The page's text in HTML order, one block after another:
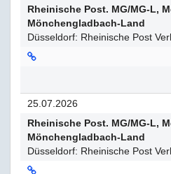
Rheinische Post. MG/MG-L,
Mönchengladbach-Land
Düsseldorf: Rheinische Post
25.07.2026
Rheinische Post. MG/MG-L,
Mönchengladbach-Land
Düsseldorf: Rheinische Post